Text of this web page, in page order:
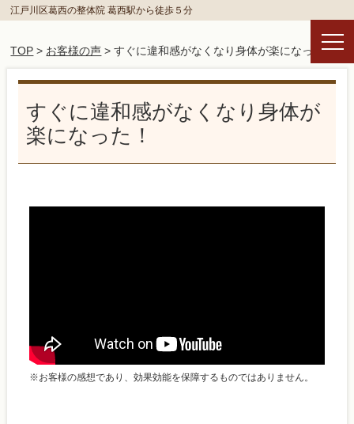
江戸川区葛西の整体院 葛西駅から徒歩５分
TOP > お客様の声 > すぐに違和感がなくなり身体が楽になった！
すぐに違和感がなくなり身体が
楽になった！
※お客様の感想であり、効果効能を保障するものではありません。